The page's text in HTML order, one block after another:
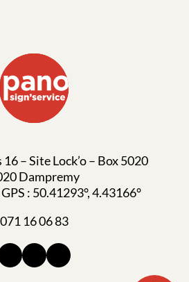
– Site Lock’o – Box 5020
Dampremy
: 50.41293°, 4.43166°
071 16 06 83